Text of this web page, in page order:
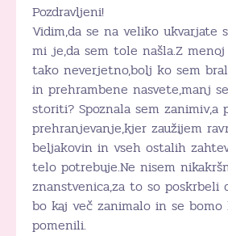
Pozdravljeni!
Vidim,da se na veliko ukvarjate
mi je,da sem tole našla.Z
tako neverjetno,bolj ko sem
in prehrambene nasvete,manj
storiti? Spoznala sem zanimiv,a
prehranjevanje,kjer zaužijem
beljakovin in vseh ostalih
telo potrebuje.Ne nisem
znanstvenica,za to so poskrbeli
bo kaj več zanimalo in se
pomenili.